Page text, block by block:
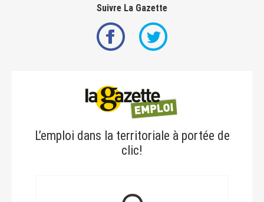
Suivre La Gazette
L’emploi dans la territoriale à portée de
clic!